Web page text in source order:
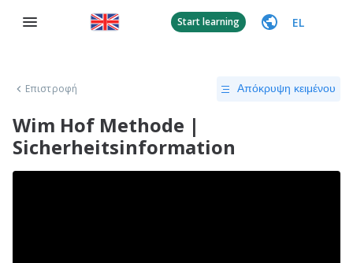
Start learning EL
Επιστροφή Απόκρυψη κειμένου
Wim Hof Methode |
Sicherheitsinformation